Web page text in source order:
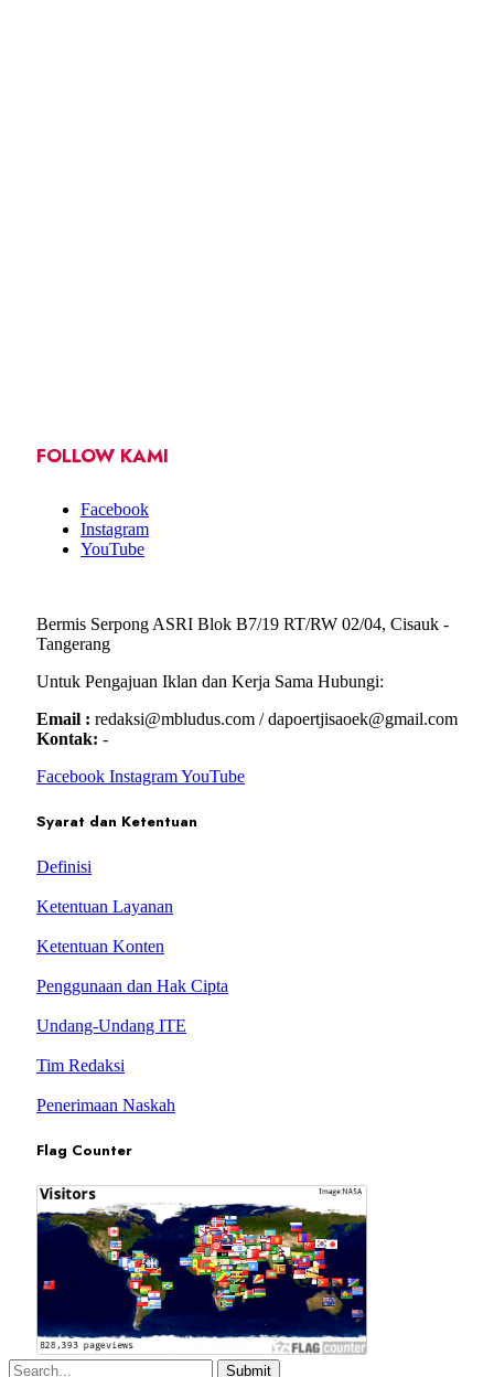
FOLLOW KAMI
Facebook
Instagram
YouTube
Bermis Serpong ASRI Blok B7/19 RT/RW 02/04, Cisauk -
Tangerang
Untuk Pengajuan Iklan dan Kerja Sama Hubungi:
Email : redaksi@mbludus.com / dapoertjisaoek@gmail.com
Kontak: -
Facebook InstagramYouTube
Syarat dan Ketentuan
Definisi
Ketentuan Layanan
Ketentuan Konten
Penggunaan dan Hak Cipta
Undang-Undang ITE
Tim Redaksi
Penerimaan Naskah
Flag Counter
Submit